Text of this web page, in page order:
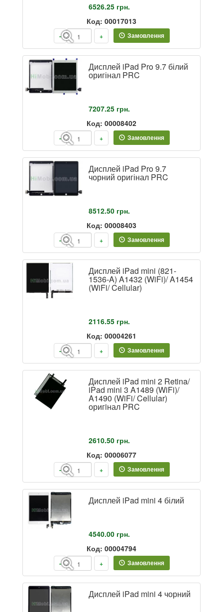
6526.25 грн.
Код: 00017013
- + Замовлення
Дисплей iPad Pro 9.7 білий
оригінал PRC
7207.25 грн.
Код: 00008402
- + Замовлення
Дисплей iPad Pro 9.7
чорний оригінал PRC
8512.50 грн.
Код: 00008403
- + Замовлення
Дисплей iPad mini (821-
1536-A) A1432 (WiFi)/ A1454
(WiFi/ Cellular)
2116.55 грн.
Код: 00004261
- + Замовлення
Дисплей iPad mini 2 Retina/
iPad mini 3 A1489 (WiFi)/
A1490 (WiFi/ Cellular)
оригiнал PRC
2610.50 грн.
Код: 00006077
- + Замовлення
Дисплей iPad mini 4 білий
4540.00 грн.
Код: 00004794
- + Замовлення
Дисплей iPad mini 4 чорний